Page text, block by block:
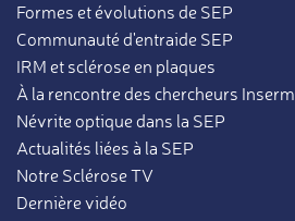
Formes et évolutions de SEP
Communauté d'entraide SEP
IRM et sclérose en plaques
À la rencontre des chercheurs Inserm
Névrite optique dans la SEP
Actualités liées à la SEP
Notre Sclérose TV
Dernière vidéo